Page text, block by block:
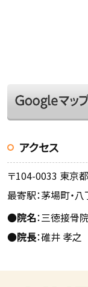
アクセス
〒104-0033 東京
最寄駅：茅場町・
●院名：三徳接骨院
●院長：碓井 孝之